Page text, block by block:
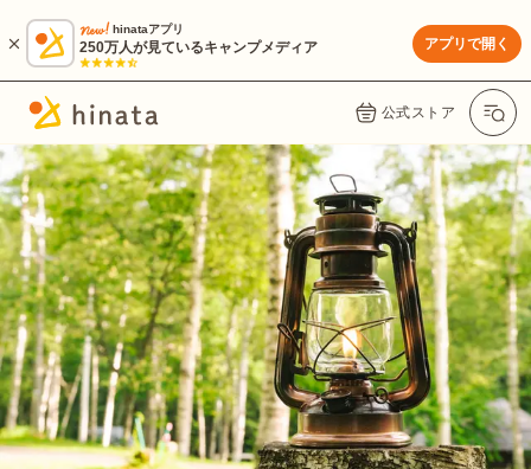
hinataアプリ
250万人が見ているキャンプメディア アプリで開く
公式ストア